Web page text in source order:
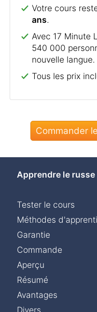
Votre cours
ans.
Avec 17 Minute
540 000
nouvelle langue.
Tous les prix
Commander
Apprendre le russe
Tester le cours
Méthodes
Garantie
Commande
Aperçu
Résumé
Avantages
Divers